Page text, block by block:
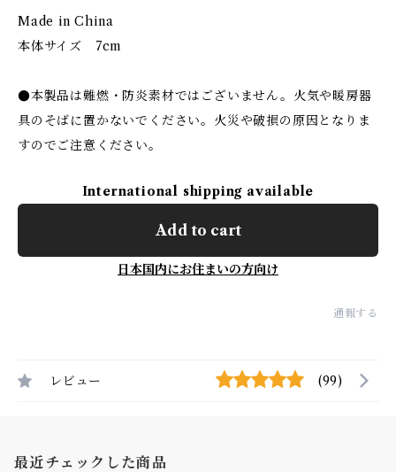
Made in China
本体サイズ 7cm
●本製品は難燃・防炎素材ではございません。火気や暖房器
具のそばに置かないでください。火災や破損の原因となりま
すのでご注意ください。
International shipping available
Add to cart
日本国内にお住まいの方向け
通報する
レビュー (99)
最近チェックした商品